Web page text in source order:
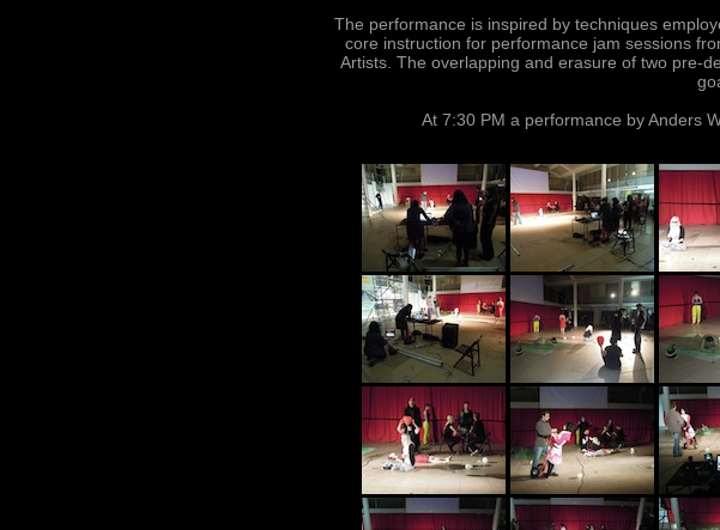
The performance is inspired by techniques
core instruction for performance jam sessions
Artists. The overlapping and erasure of two pre-
At 7:30 PM a performance by Anders